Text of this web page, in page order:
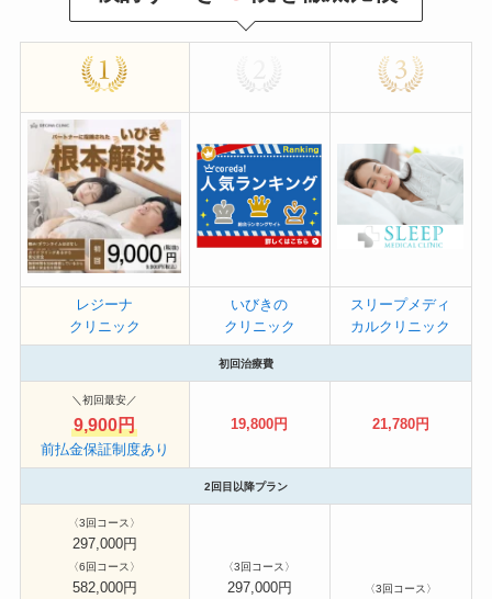
レジーナ
クリニック
いびきの
クリニック
スリープメディ
カルクリニック
初回治療費
＼初回最安／
9,900円
前払金保証制度あり
19,800円 21,780円
2回目以降プラン
〈3回コース〉
297,000円
〈6回コース〉
582,000円
〈3回コース〉
297,000円 〈3回コース〉